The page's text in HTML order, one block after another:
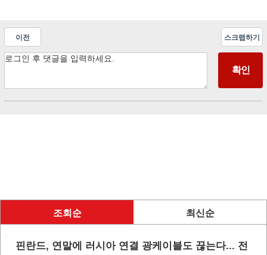
이전 스크랩하기
조회순 최신순
핀란드, 연말에 러시아 연결 광케이블도 끊는다... 전